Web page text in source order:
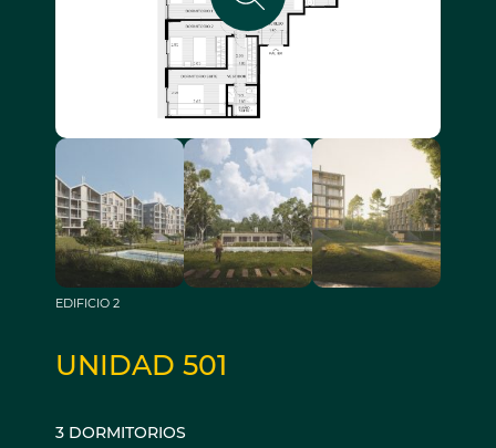
EDIFICIO 2
UNIDAD 501
3 DORMITORIOS